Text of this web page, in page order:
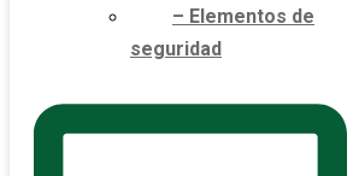
– Elementos de
seguridad